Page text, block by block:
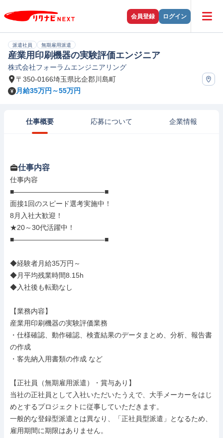
会員登録 ログイン
派遣社員 無期雇用派遣
産業用印刷機器の実験評価エンジニア
株式会社フォーラムエンジニアリング
〒350-0166埼玉県比企郡川島町
月給35万円～55万円
仕事概要 応募について 企業情報
仕事内容
仕事内容
■―――――――――――――■
面接1回のスピード選考実施中！
8月入社大歓迎！
★20～30代活躍中！
■―――――――――――――■
◆経験者月給35万円～
◆月平均残業時間8.15h
◆入社後も転勤なし
【業務内容】
産業用印刷機器の実験評価業務
・仕様確認、動作確認、検査結果のデータまとめ、分析、報告書
の作成
・客先納入用書類の作成 など
【正社員（無期雇用派遣）・賞与あり】
当社の正社員として入社いただいたうえで、大手メーカーをはじ
めとするプロジェクトに従事していただきます。
一般的な登録型派遣とは異なり、「正社員型派遣」となるため、
雇用期間に期限はありません。